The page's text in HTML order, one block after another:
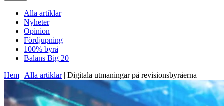
Alla artiklar
Nyheter
Opinion
Fördjupning
100% byrå
Balans Big 20
Hem | Alla artiklar| Digitala utmaningar på revisionsbyråerna